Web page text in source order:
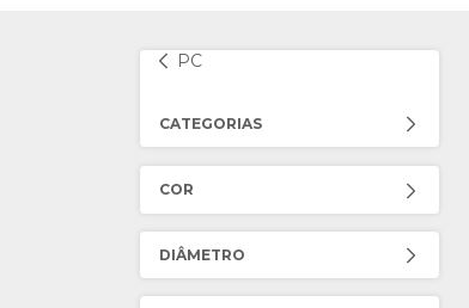
PC
CATEGORIAS
COR
DIÂMETRO